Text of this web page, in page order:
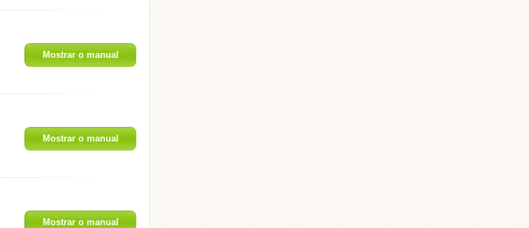
Mostrar o manual
Mostrar o manual
Mostrar o manual